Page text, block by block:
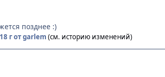
позднее :)
18 гот garlem (см. историю изменений)